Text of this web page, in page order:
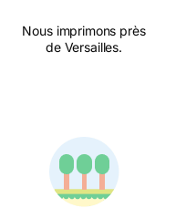
Nous imprimons près
de Versailles.